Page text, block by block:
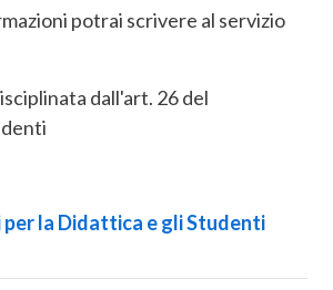
potrai scrivere al servizio
dall'art. 26 del
la Didattica e gli Studenti